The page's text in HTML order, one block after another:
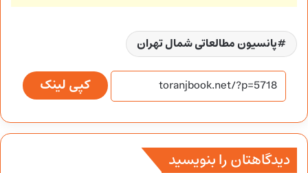
پانسیون مطالعاتی شمال تهران
کپی لینک
دیدگاهتان را بنویسید